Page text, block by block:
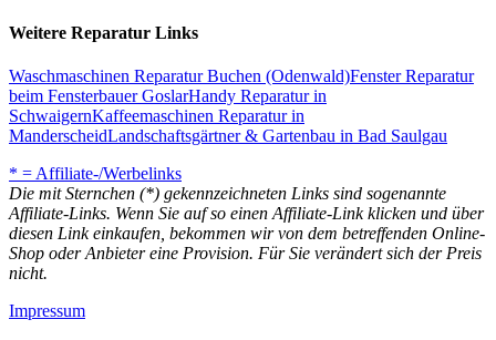
Weitere Reparatur Links
Waschmaschinen Reparatur Buchen (Odenwald)Fenster Reparatur
beim Fensterbauer GoslarHandy Reparatur in
SchwaigernKaffeemaschinen Reparatur in
ManderscheidLandschaftsgärtner & Gartenbau in Bad Saulgau
* = Affiliate-/Werbelinks
Die mit Sternchen (*) gekennzeichneten Links sind sogenannte
Affiliate-Links. Wenn Sie auf so einen Affiliate-Link klicken und über
diesen Link einkaufen, bekommen wir von dem betreffenden Online-
Shop oder Anbieter eine Provision. Für Sie verändert sich der Preis
nicht.
Impressum